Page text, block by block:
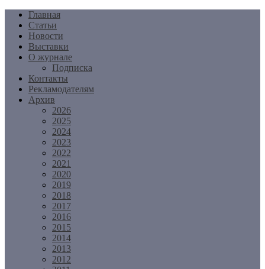
Перейти
содержимому
Главная
Статьи
Новости
Выставки
О журнале
Подписка
Контакты
Рекламодателям
Архив
2026
2025
2024
2023
2022
2021
2020
2019
2018
2017
2016
2015
2014
2013
2012